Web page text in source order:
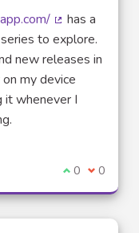
(Lien externe)
has a
to explore.
new releases in
my device
it whenever I
Je suis
0 Je ne
0